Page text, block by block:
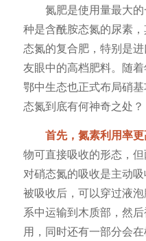
氮肥是使用量最大
种是含酰胺态氮的尿素
态氮的复合肥，特别是
友眼中的高档肥料。随
鄂中生态也正式布局硝
态氮到底有何神奇之处？
首先，氮素利用率
物可直接吸收的形态，
对硝态氮的吸收是主动
被吸收后，可以穿过液
系中运输到木质部，然
用，同时还有一部分会